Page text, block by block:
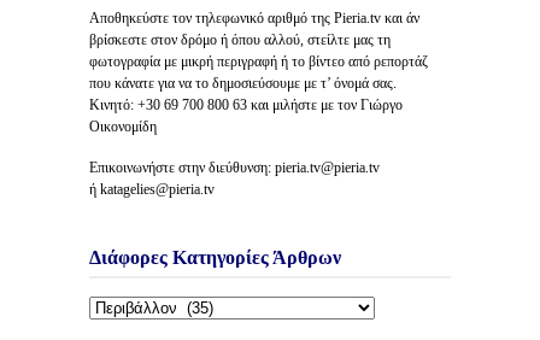
Αποθηκεύστε τον τηλεφωνικό αριθμό της Pieria.tv και άν
βρίσκεστε στον δρόμο ή όπου αλλού, στείλτε μας τη
φωτογραφία με μικρή περιγραφή ή το βίντεο από ρεπορτάζ
που κάνατε για να το δημοσιεύσουμε με τ’ όνομά σας.
Κινητό: +30 69 700 800 63 και μιλήστε με τον Γιώργο
Οικονομίδη
Επικοινωνήστε στην διεύθυνση: pieria.tv@pieria.tv
ή katagelies@pieria.tv
Διάφορες Κατηγορίες Άρθρων
Διάφορες